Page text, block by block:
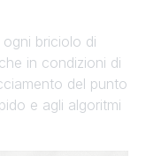
briciolo di
in condizioni di
del punto
e agli algoritmi